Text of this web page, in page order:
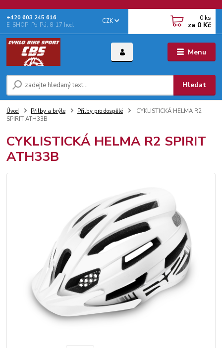
Menu
CZK
Hledat
+‭420 603 245 616‬
E-SHOP: Po-Pá, 8-17 hod.
0 ks
za 0 Kč
Úvod Přilby a brýle Přilby pro dospělé
CYKLISTICKÁ HELMA R2
SPIRIT ATH33B
CYKLISTICKÁ HELMA R2 SPIRIT
ATH33B